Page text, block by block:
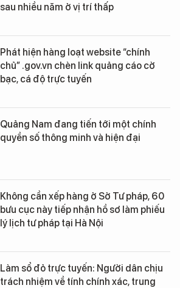
sau nhiều năm ở vị trí thấp
Phát hiện hàng loạt website “chính
chủ” .gov.vn chèn link quảng cáo cờ
bạc, cá độ trực tuyến
Quảng Nam đang tiến tới một chính
quyền số thông minh và hiện đại
Không cần xếp hàng ở Sở Tư pháp, 60
bưu cục này tiếp nhận hồ sơ làm phiếu
lý lịch tư pháp tại Hà Nội
Làm sổ đỏ trực tuyến: Người dân chịu
trách nhiệm về tính chính xác, trung